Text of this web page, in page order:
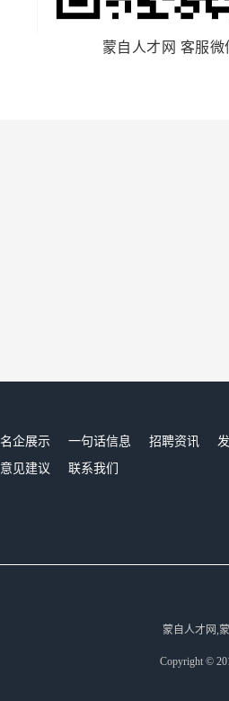
蒙自人才网 客服微
名企展示 一句话信息 招聘资讯
意见建议 联系我们
蒙自人才网,
Copyright ©